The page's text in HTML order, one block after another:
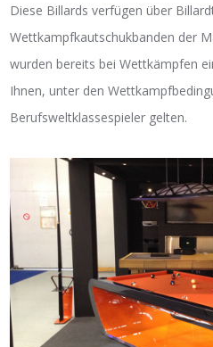
Diese Billards verfügen über
Wettkampfkautschukbanden der
wurden bereits bei Wettkämpfen
Ihnen, unter den
Berufsweltklassespieler gelten.